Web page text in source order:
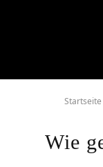
Startseite
Wie